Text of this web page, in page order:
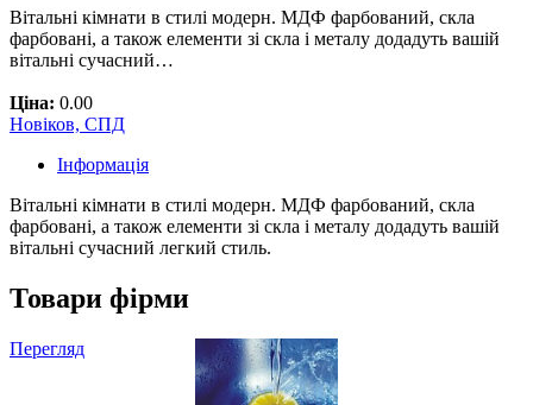
Вітальні кімнати в стилі модерн. МДФ фарбований, скла
фарбовані, а також елементи зі скла і металу додадуть вашій
вітальні сучасний…
Ціна: 0.00
Новіков, СПД
Інформація
Вітальні кімнати в стилі модерн. МДФ фарбований, скла
фарбовані, а також елементи зі скла і металу додадуть вашій
вітальні сучасний легкий стиль.
Товари фірми
Перегляд